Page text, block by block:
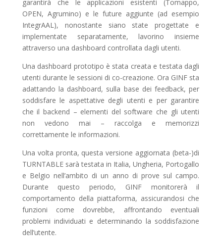
garantirà che le applicazioni esistenti (Tomappo,
OPEN, Agrumino) e le future aggiunte (ad esempio
IntegrAAL), nonostante siano state progettate e
implementate separatamente, lavorino insieme
attraverso una dashboard controllata dagli utenti.
Una dashboard prototipo è stata creata e testata dagli
utenti durante le sessioni di co-creazione. Ora GINF sta
adattando la dashboard, sulla base dei feedback, per
soddisfare le aspettative degli utenti e per garantire
che il backend – elementi del software che gli utenti
non vedono mai – raccolga e memorizzi
correttamente le informazioni.
Una volta pronta, questa versione aggiornata (beta-)di
TURNTABLE sarà testata in Italia, Ungheria, Portogallo
e Belgio nell’ambito di un anno di prove sul campo.
Durante questo periodo, GINF monitorerà il
comportamento della piattaforma, assicurandosi che
funzioni come dovrebbe, affrontando eventuali
problemi individuati e determinando la soddisfazione
dell’utente.